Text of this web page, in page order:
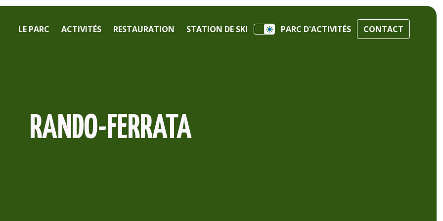
LE PARC ACTIVITÉS RESTAURATION STATION DE SKI PARC D'ACTIVITÉS CONTACT
RANDO-FERRATA